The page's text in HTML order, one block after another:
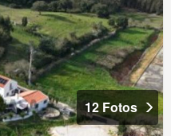
12 Fotos